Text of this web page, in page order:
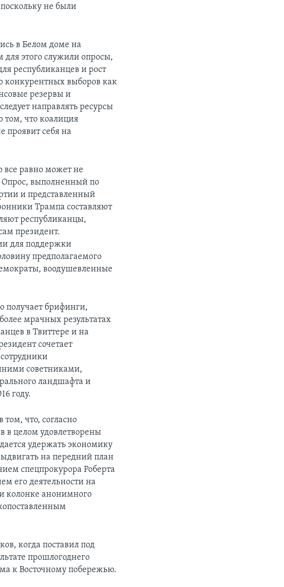
не были
в Белом доме на
этого служили опросы,
республиканцев и рост
конкурентных выборов как
резервы и
направлять ресурсы
том, что коалиция
проявит себя на
все равно может не
Опрос, выполненный по
и представленный
Трампа составляют
республиканцы,
президент.
для поддержки
предполагаемого
воодушевленные
получает брифинги,
мрачных результатах
в Твиттере и на
сочетает
советниками,
ландшафта и
году.
что, согласно
в целом удовлетворены
удержать экономику
на передний план
спецпрокурора Роберта
его деятельности на
колонке анонимного
когда поставил под
прошлогоднего
к Восточному побережью.